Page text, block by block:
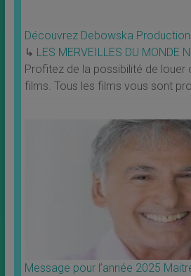
Découvrez Debowska
↳ LES MERVEILLES DU MONDE
Profitez de la possibilité de louer
films. Tous les films vous sont
Message pour l’année 2025